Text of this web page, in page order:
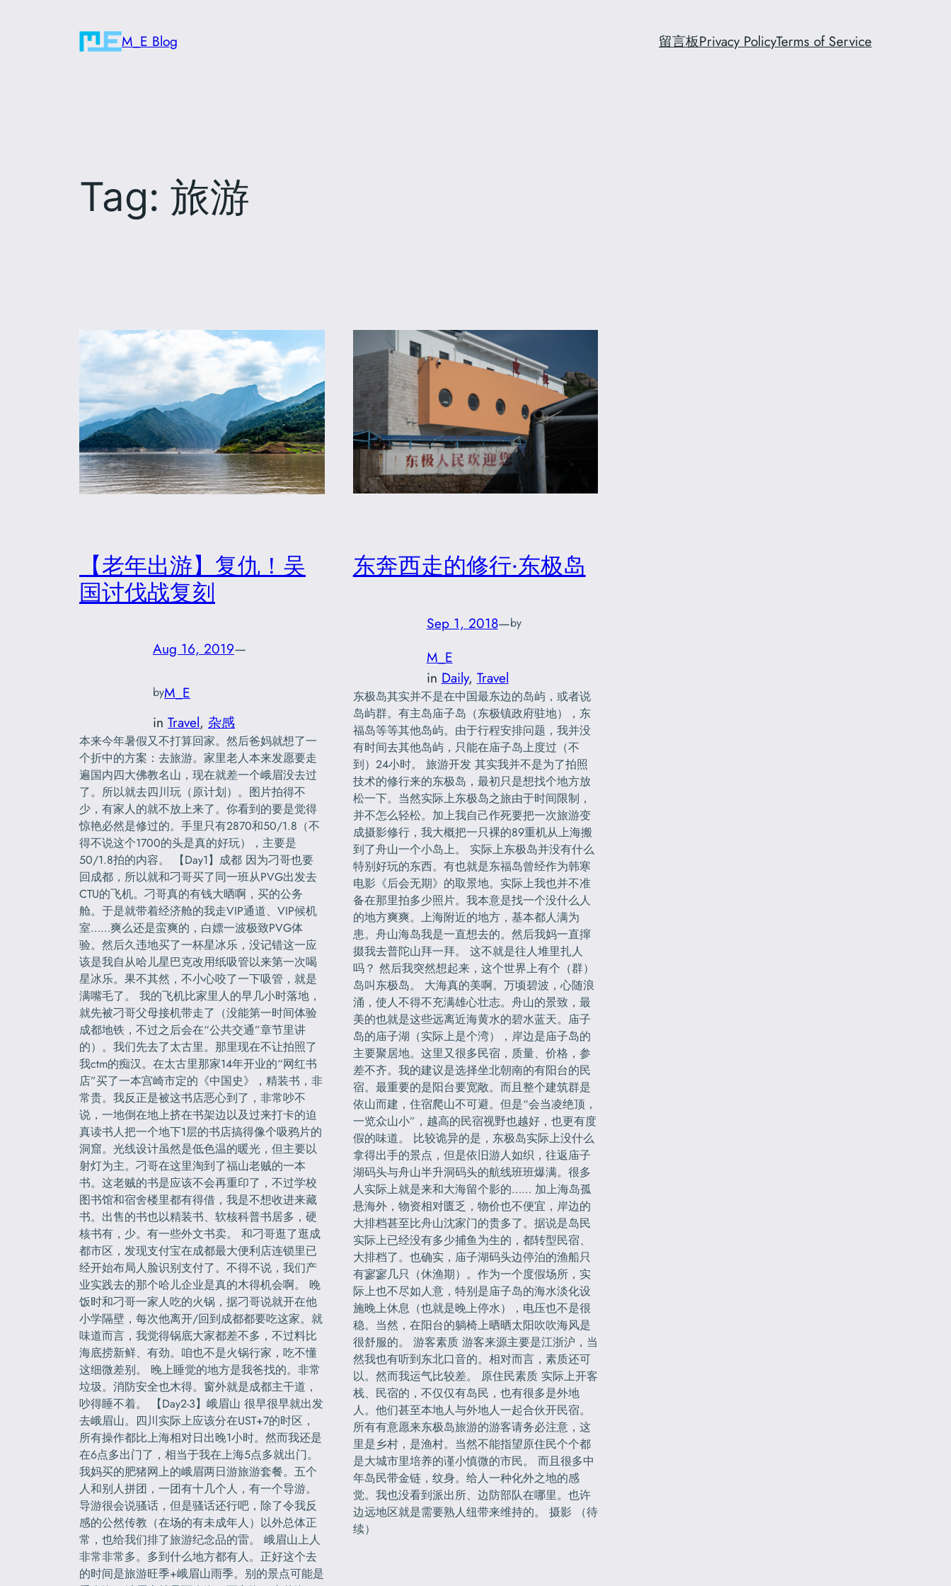
M_E Blog 留言板Privacy PolicyTerms of Service
Tag: 旅游
【老年出游】复仇！吴
国讨伐战复刻
Aug 16, 2019—
byM_E
in Travel, 杂感
本来今年暑假又不打算回家。然后爸妈就想了一
个折中的方案：去旅游。家里老人本来发愿要走
遍国内四大佛教名山，现在就差一个峨眉没去过
了。所以就去四川玩（原计划）。图片拍得不
少，有家人的就不放上来了。你看到的要是觉得
惊艳必然是修过的。手里只有2870和50/1.8（不
得不说这个1700的头是真的好玩），主要是
50/1.8拍的内容。 【Day1】成都 因为刁哥也要
回成都，所以就和刁哥买了同一班从PVG出发去
CTU的飞机。刁哥真的有钱大晒啊，买的公务
舱。于是就带着经济舱的我走VIP通道、VIP候机
室……爽么还是蛮爽的，白嫖一波极致PVG体
验。然后久违地买了一杯星冰乐，没记错这一应
该是我自从哈儿星巴克改用纸吸管以来第一次喝
星冰乐。果不其然，不小心咬了一下吸管，就是
满嘴毛了。 我的飞机比家里人的早几小时落地，
就先被刁哥父母接机带走了（没能第一时间体验
成都地铁，不过之后会在“公共交通”章节里讲
的）。我们先去了太古里。那里现在不让拍照了
我ctm的痴汉。在太古里那家14年开业的“网红书
店”买了一本宫崎市定的《中国史》，精装书，非
常贵。我反正是被这书店恶心到了，非常吵不
说，一地倒在地上挤在书架边以及过来打卡的迫
真读书人把一个地下1层的书店搞得像个吸鸦片的
洞窟。光线设计虽然是低色温的暖光，但主要以
射灯为主。刁哥在这里淘到了福山老贼的一本
书。这老贼的书是应该不会再重印了，不过学校
图书馆和宿舍楼里都有得借，我是不想收进来藏
书。出售的书也以精装书、软核科普书居多，硬
核书有，少。有一些外文书卖。 和刁哥逛了逛成
都市区，发现支付宝在成都最大便利店连锁里已
经开始布局人脸识别支付了。不得不说，我们产
业实践去的那个哈儿企业是真的木得机会啊。 晚
饭时和刁哥一家人吃的火锅，据刁哥说就开在他
小学隔壁，每次他离开/回到成都都要吃这家。就
味道而言，我觉得锅底大家都差不多，不过料比
海底捞新鲜、有劲。咱也不是火锅行家，吃不懂
这细微差别。 晚上睡觉的地方是我爸找的。非常
垃圾。消防安全也木得。窗外就是成都主干道，
吵得睡不着。 【Day2-3】峨眉山 很早很早就出发
去峨眉山。四川实际上应该分在UST+7的时区，
所有操作都比上海相对日出晚1小时。然而我还是
在6点多出门了，相当于我在上海5点多就出门。
我妈买的肥猪网上的峨眉两日游旅游套餐。五个
人和别人拼团，一团有十几个人，有一个导游。
导游很会说骚话，但是骚话还行吧，除了令我反
感的公然传教（在场的有未成年人）以外总体正
常，也给我们排了旅游纪念品的雷。 峨眉山上人
非常非常多。多到什么地方都有人。正好这个去
的时间是旅游旺季+峨眉山雨季。别的景点可能是
东奔西走的修行·东极岛
Sep 1, 2018—by
M_E
in Daily, Travel
东极岛其实并不是在中国最东边的岛屿，或者说
岛屿群。有主岛庙子岛（东极镇政府驻地），东
福岛等等其他岛屿。由于行程安排问题，我并没
有时间去其他岛屿，只能在庙子岛上度过（不
到）24小时。 旅游开发 其实我并不是为了拍照
技术的修行来的东极岛，最初只是想找个地方放
松一下。当然实际上东极岛之旅由于时间限制，
并不怎么轻松。加上我自己作死要把一次旅游变
成摄影修行，我大概把一只裸的89重机从上海搬
到了舟山一个小岛上。 实际上东极岛并没有什么
特别好玩的东西。有也就是东福岛曾经作为韩寒
电影《后会无期》的取景地。实际上我也并不准
备在那里拍多少照片。我本意是找一个没什么人
的地方爽爽。上海附近的地方，基本都人满为
患。舟山海岛我是一直想去的。然后我妈一直撺
掇我去普陀山拜一拜。 这不就是往人堆里扎人
吗？ 然后我突然想起来，这个世界上有个（群）
岛叫东极岛。 大海真的美啊。万顷碧波，心随浪
涌，使人不得不充满雄心壮志。舟山的景致，最
美的也就是这些远离近海黄水的碧水蓝天。庙子
岛的庙子湖（实际上是个湾），岸边是庙子岛的
主要聚居地。这里又很多民宿，质量、价格，参
差不齐。我的建议是选择坐北朝南的有阳台的民
宿。最重要的是阳台要宽敞。而且整个建筑群是
依山而建，住宿爬山不可避。但是“会当凌绝顶，
一览众山小”，越高的民宿视野也越好，也更有度
假的味道。 比较诡异的是，东极岛实际上没什么
拿得出手的景点，但是依旧游人如织，往返庙子
湖码头与舟山半升洞码头的航线班班爆满。很多
人实际上就是来和大海留个影的…… 加上海岛孤
悬海外，物资相对匮乏，物价也不便宜，岸边的
大排档甚至比舟山沈家门的贵多了。据说是岛民
实际上已经没有多少捕鱼为生的，都转型民宿、
大排档了。也确实，庙子湖码头边停泊的渔船只
有寥寥几只（休渔期）。作为一个度假场所，实
际上也不尽如人意，特别是庙子岛的海水淡化设
施晚上休息（也就是晚上停水），电压也不是很
稳。当然，在阳台的躺椅上晒晒太阳吹吹海风是
很舒服的。 游客素质 游客来源主要是江浙沪，当
然我也有听到东北口音的。相对而言，素质还可
以。然而我运气比较差。 原住民素质 实际上开客
栈、民宿的，不仅仅有岛民，也有很多是外地
人。他们甚至本地人与外地人一起合伙开民宿。
所有有意愿来东极岛旅游的游客请务必注意，这
里是乡村，是渔村。当然不能指望原住民个个都
是大城市里培养的谨小慎微的市民。 而且很多中
年岛民带金链，纹身。给人一种化外之地的感
觉。我也没看到派出所、边防部队在哪里。也许
边远地区就是需要熟人纽带来维持的。 摄影 （待
续）